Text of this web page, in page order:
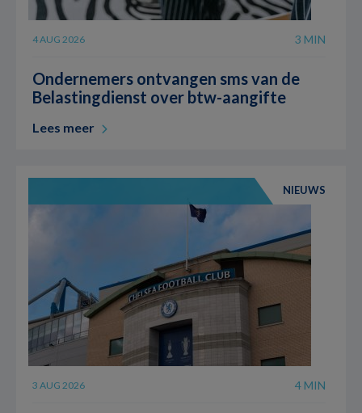
4 AUG 2026 3 MIN
Ondernemers ontvangen sms van de
Belastingdienst over btw-aangifte
Lees meer
NIEUWS
3 AUG 2026 4 MIN